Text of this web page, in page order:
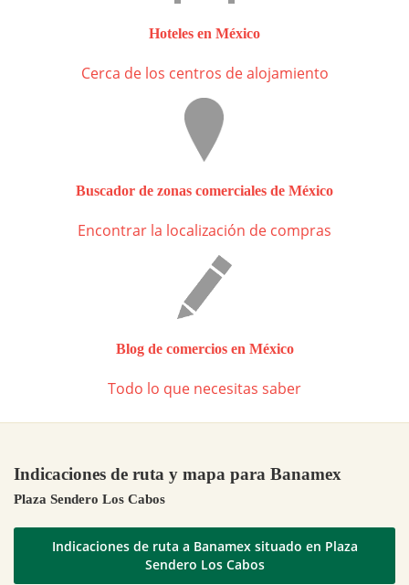
Hoteles en México
Cerca de los centros de alojamiento
Buscador de zonas comerciales de México
Encontrar la localización de compras
Blog de comercios en México
Todo lo que necesitas saber
Indicaciones de ruta y mapa para Banamex
Plaza Sendero Los Cabos
Indicaciones de ruta a Banamex situado en Plaza
Sendero Los Cabos